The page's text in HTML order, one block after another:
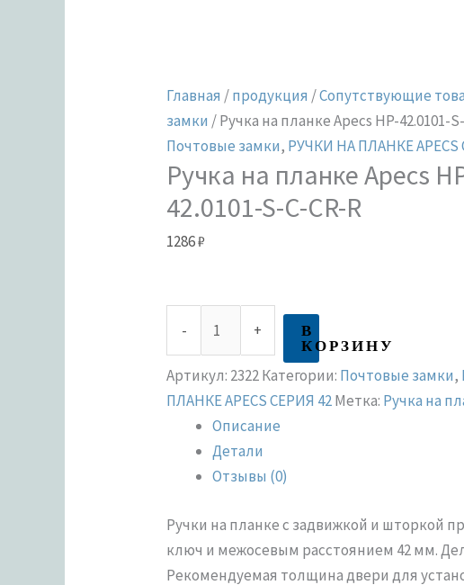
Главная /продукция /Сопутствующие
замки / Ручка на планке Apecs HP-42.0101-
Почтовые замки, РУЧКИ НА ПЛАНКЕ APECS
Ручка на планке Apecs
42.0101-S-C-CR-R
1286₽
- + В
КОРЗИНУ
Артикул: 2322Категории: Почтовые замки,
ПЛАНКЕ APECS СЕРИЯ 42Метка: Ручка на
Описание
Детали
Отзывы (0)
Ручки на планке с задвижкой и шторкой
ключ и межосевым расстоянием 42 мм.
Рекомендуемая толщина двери для